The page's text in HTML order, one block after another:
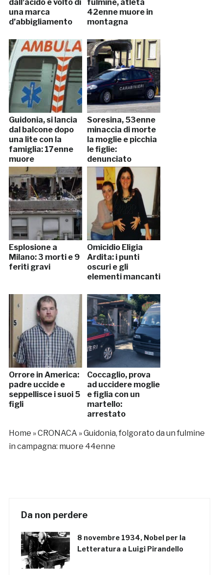
dall’acido e volto di
una marca
d’abbigliamento
fulmine, atleta
42enne muore in
montagna
Guidonia, si lancia
dal balcone dopo
una lite con la
famiglia: 17enne
muore
Soresina, 53enne
minaccia di morte
la moglie e picchia
le figlie:
denunciato
Esplosione a
Milano: 3 morti e 9
feriti gravi
Omicidio Eligia
Ardita: i punti
oscuri e gli
elementi mancanti
Orrore in America:
padre uccide e
seppellisce i suoi 5
figli
Coccaglio, prova
ad uccidere moglie
e figlia con un
martello:
arrestato
Home »CRONACA »Guidonia, folgorato da un fulmine
in campagna: muore 44enne
Da non perdere
8 novembre 1934, Nobel per la
Letteratura a Luigi Pirandello